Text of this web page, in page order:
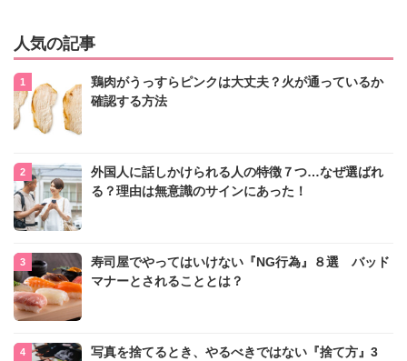
人気の記事
鶏肉がうっすらピンクは大丈夫？火が通っているか
確認する方法
外国人に話しかけられる人の特徴７つ…なぜ選ばれ
る？理由は無意識のサインにあった！
寿司屋でやってはいけない『NG行為』８選 バッド
マナーとされることとは？
写真を捨てるとき、やるべきではない『捨て方』3